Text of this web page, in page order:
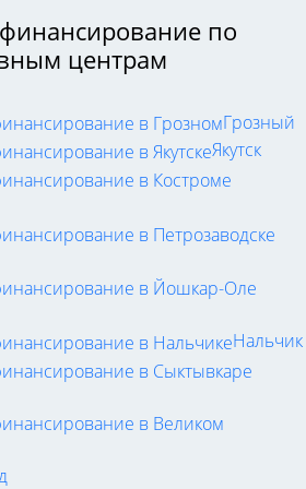
по
центрам
Грозный
Якутск
Нальчик